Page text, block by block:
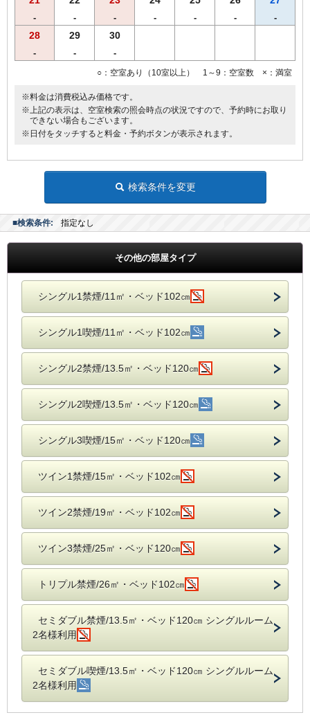
- - - - - - -
28
-
29
-
30
-
○：空室あり（10室以上） 1～9：空室数 ×：満室
※料金は消費税込み価格です。
※上記の表示は、空室検索の照会時点の状況ですので、予約時にお取り
できない場合もございます。
※日付をタッチすると料金・予約ボタンが表示されます。
検索条件を変更
■検索条件: 指定なし
その他の部屋タイプ
シングル1禁煙/11㎡・ベッド102㎝
シングル1喫煙/11㎡・ベッド102㎝
シングル2禁煙/13.5㎡・ベッド120㎝
シングル2喫煙/13.5㎡・ベッド120㎝
シングル3喫煙/15㎡・ベッド120㎝
ツイン1禁煙/15㎡・ベッド102㎝
ツイン2禁煙/19㎡・ベッド102㎝
ツイン3禁煙/25㎡・ベッド120㎝
トリプル禁煙/26㎡・ベッド102㎝
セミダブル禁煙/13.5㎡・ベッド120㎝ シングルルーム
2名様利用
セミダブル喫煙/13.5㎡・ベッド120㎝ シングルルーム
2名様利用